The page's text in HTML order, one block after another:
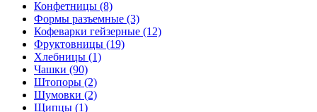
Конфетницы (8)
Формы разъемные (3)
Кофеварки гейзерные (12)
Фруктовницы (19)
Хлебницы (1)
Чашки (90)
Штопоры (2)
Шумовки (2)
Щипцы (1)